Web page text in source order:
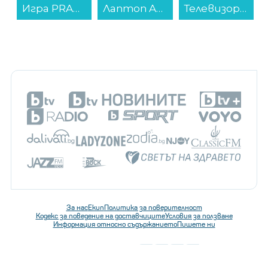
Лаптоп ASUS VIVOBOOK 15 X1504VA-BQ5399W , 1000GB SSD , 15.60 , 24 , Intel Core 7 150U (10 cores) , Intel Graphics , Windows... Телевизор Crown 43FB02AWF SMART TV , 109 см, 1920x1080 FULL HD , 43 inch, Android , LED , Smart TV... Смарт часовник Samsung GALAXY WATCH 7 44MM SILVER SM-L310NZSA , 1.47 , 2 , 32GB вградена памет...
За насЕкипПолитика за поверителност
Кодекс за поведение на доставчицитеУсловия за ползване
Информация относно съдържаниетоПишете ни